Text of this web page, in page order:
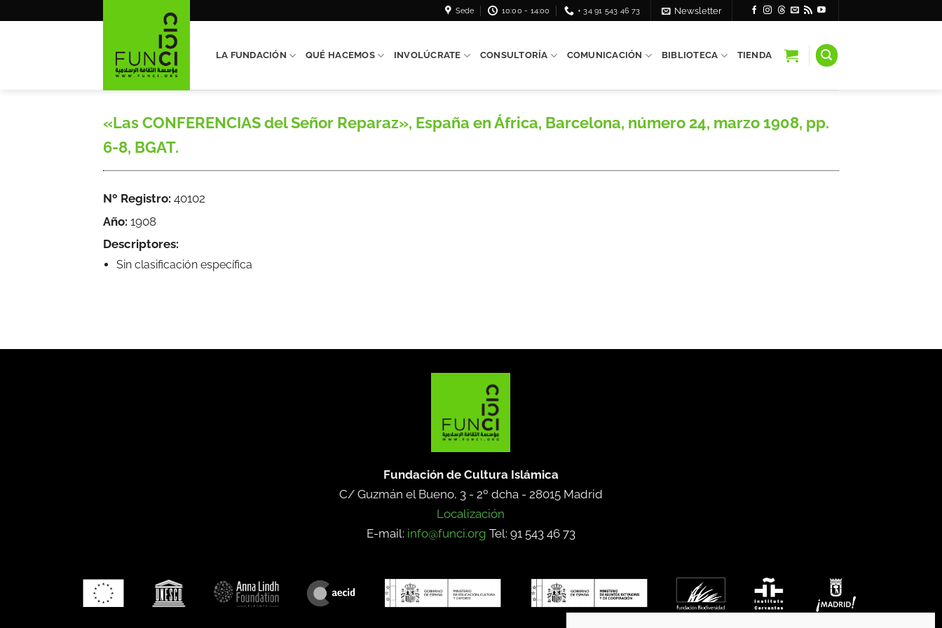
Sede 10:00 - 14:00 + 34 91 543 46 73 Newsletter
LA FUNDACIÓN QUÉ HACEMOS INVOLÚCRATE CONSULTORÍA COMUNICACIÓN BIBLIOTECA TIENDA
«Las CONFERENCIAS del Señor Reparaz», España en África, Barcelona, número 24, marzo 1908, pp.
6-8, BGAT.
Nº Registro: 40102
Año: 1908
Descriptores:
Sin clasificación específica
Fundación de Cultura Islámica
C/ Guzmán el Bueno, 3 - 2º dcha - 28015 Madrid
Localización
E-mail: info@funci.org Tel: 91 543 46 73